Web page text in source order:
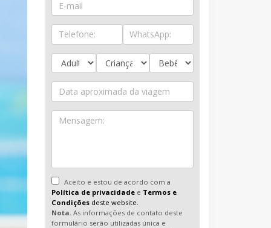
Aceito e estou de acordo com a
Política de privacidade e Termos e
Condições deste website.
Nota. As informações de contato deste
formulário serão utilizadas única e